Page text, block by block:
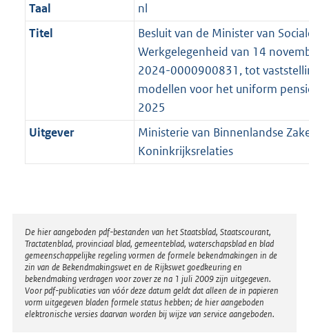
Taal
nl
Titel
Besluit van de Minister van
Werkgelegenheid van 14
2024-0000900831, tot
modellen voor het uniform
2025
Uitgever
Ministerie van Binnenlandse
Koninkrijksrelaties
Disclaimer
De hier aangeboden pdf-bestanden van het Staatsblad, Staatscourant,
Tractatenblad, provinciaal blad, gemeenteblad, waterschapsblad en blad
gemeenschappelijke regeling vormen de formele bekendmakingen in de
zin van de Bekendmakingswet en de Rijkswet goedkeuring en
bekendmaking verdragen voor zover ze na 1 juli 2009 zijn uitgegeven.
Voor pdf-publicaties van vóór deze datum geldt dat alleen de in papieren
vorm uitgegeven bladen formele status hebben; de hier aangeboden
elektronische versies daarvan worden bij wijze van service aangeboden.